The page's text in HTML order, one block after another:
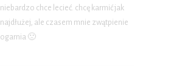
niebardzo chce lecieć. chcę karmić jak
najdłużej, ale czasem mnie zwątpienie
ogarnia 🙁